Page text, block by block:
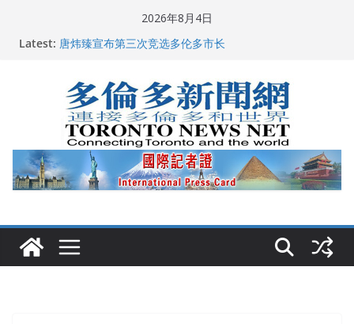
2026年8月4日
Latest: 典纪实
2026加拿大青少年儿童绘画比赛颁奖典礼多伦多举行
龚晓华参加多伦多骄傲大游行 与市民分享竞选理念
多伦多市长选举拉开帷幕 多名华人候选人宣布角逐